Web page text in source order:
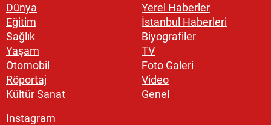
Dünya
Eğitim
Sağlık
Yaşam
Otomobil
Röportaj
Kültür Sanat
Yerel Haberler
İstanbul Haberleri
Biyografiler
TV
Foto Galeri
Video
Genel
Instagram